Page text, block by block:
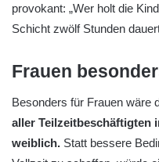
provokant: „Wer holt die
Schicht zwölf Stunden
Frauen
Besonders für Frauen wäre
aller Teilzeitbeschäftigten
weiblich. Statt bessere